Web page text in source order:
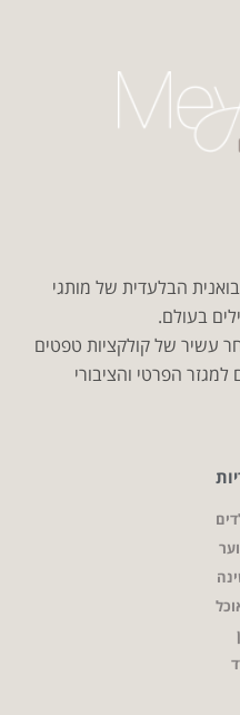
הבלעדית של מותגי
בעולם.
עשיר של קולקציות טפטים
למגזר הפרטי והציבורי